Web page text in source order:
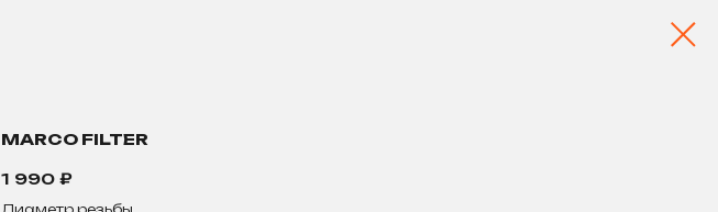
MARCO FILTER
1 990 ₽